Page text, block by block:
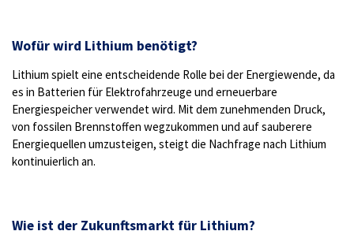
Wofür wird Lithium benötigt?
Lithium spielt eine entscheidende Rolle bei der Energiewende, da
es in Batterien für Elektrofahrzeuge und erneuerbare
Energiespeicher verwendet wird. Mit dem zunehmenden Druck,
von fossilen Brennstoffen wegzukommen und auf sauberere
Energiequellen umzusteigen, steigt die Nachfrage nach Lithium
kontinuierlich an.
Wie ist der Zukunftsmarkt für Lithium?